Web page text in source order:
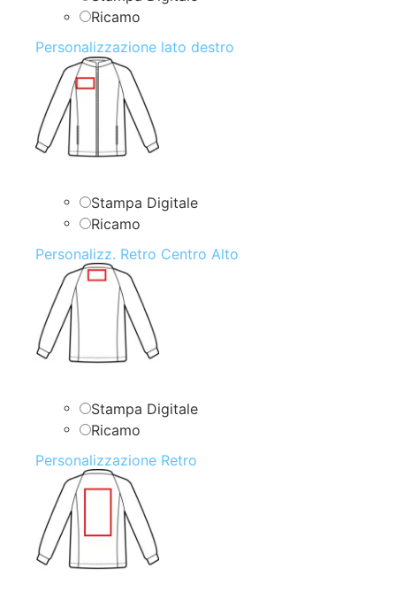
Ricamo
Personalizzazione lato destro
Stampa Digitale
Ricamo
Personalizz. Retro Centro Alto
Stampa Digitale
Ricamo
Personalizzazione Retro